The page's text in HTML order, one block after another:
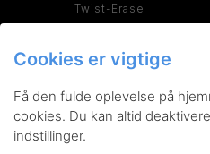
Twist-Erase
INSPIRATION
Cookies er vigtige
Få den fulde oplevelse på
cookies. Du kan altid
indstillinger.